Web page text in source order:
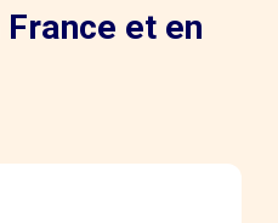
France et en